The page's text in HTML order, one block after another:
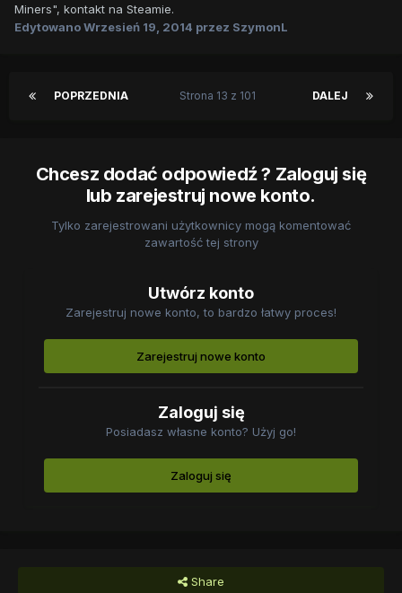
Miners", kontakt na Steamie.
EdytowanoWrzesień 19, 2014 przez SzymonL
POPRZEDNIA DALEJ
Strona 13 z 101
Chcesz dodać odpowiedź ? Zaloguj się
lub zarejestruj nowe konto.
Tylko zarejestrowani użytkownicy mogą komentować
zawartość tej strony
Utwórz konto
Zarejestruj nowe konto, to bardzo łatwy proces!
Zarejestruj nowe konto
Zaloguj się
Posiadasz własne konto? Użyj go!
Zaloguj się
Share